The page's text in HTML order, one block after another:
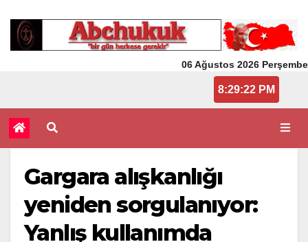
06 Ağustos 2026 Perşembe
8:29:22 PM
Gargara alışkanlığı
yeniden sorgulanıyor:
Yanlış kullanımda